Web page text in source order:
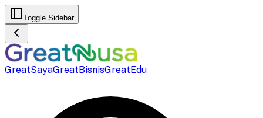
Toggle Sidebar
GreatSayaGreatBisnisGreatEdu